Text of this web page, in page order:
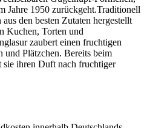
Jahre 1950 zurückgeht.Traditionell
den besten Zutaten hergestellt
Kuchen, Torten und
zaubert einen fruchtigen
Plätzchen. Bereits beim
sie ihren Duft nach fruchtiger